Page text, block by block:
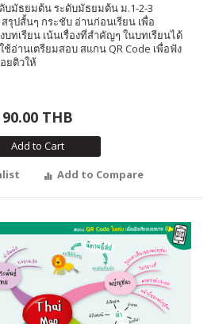
บมัธยมต้น ระดับมัธยมต้น ม.1-2-3
รุปสั้นๆ กระชับ อ่านก่อนเรียน เพื่อ
ทเรียน เน้นเรื่องที่สำคัญๆ ในบทเรียนได้
อ่านเตรียมสอบ สแกน QR Code เพื่อฟัง
ยติวให้
90.00 THB
Add to Cart
Add to Compare